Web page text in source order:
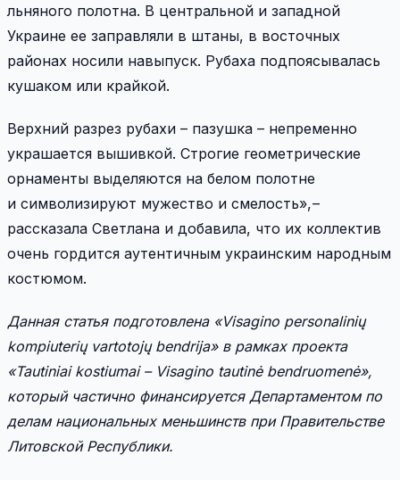
льняного полотна. В центральной и западной
Украине ее заправляли в штаны, в восточных
районах носили навыпуск. Рубаха подпоясывалась
кушаком или крайкой.
Верхний разрез рубахи – пазушка – непременно
украшается вышивкой. Строгие геометрические
орнаменты выделяются на белом полотне
и символизируют мужество и смелость», –
рассказала Светлана и добавила, что их коллектив
очень гордится аутентичным украинским народным
костюмом.
Данная статья подготовлена «Visagino personalinių
kompiuterių vartotojų bendrija» в рамках проекта
«Tautiniai kostiumai – Visagino tautinė bendruomenė»,
который частично финансируется Департаментом по
делам национальных меньшинств при Правительстве
Литовской Республики.